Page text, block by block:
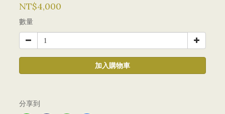
NT$4,000
數量
加入購物車
分享到